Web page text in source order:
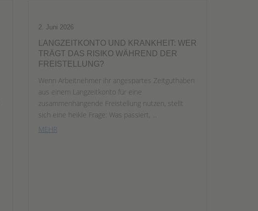
2. Juni 2026
LANGZEITKONTO UND KRANKHEIT: WER
TRÄGT DAS RISIKO WÄHREND DER
FREISTELLUNG?
Wenn Arbeitnehmer ihr angespartes Zeitguthaben
aus einem Langzeitkonto für eine
zusammenhängende Freistellung nutzen, stellt
sich eine heikle Frage: Was passiert, ...
MEHR